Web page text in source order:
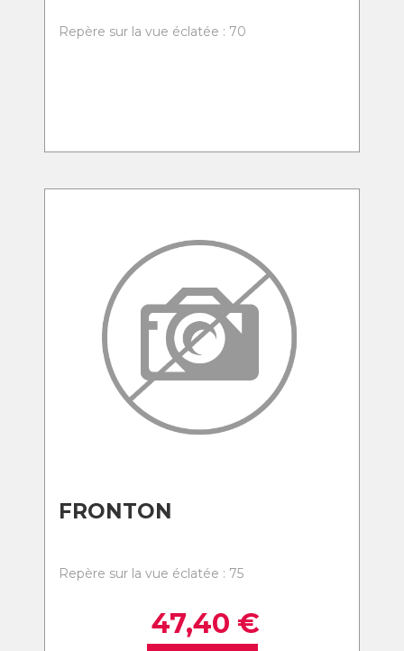
Repère sur la vue éclatée : 70
FRONTON
Repère sur la vue éclatée : 75
47,40 €